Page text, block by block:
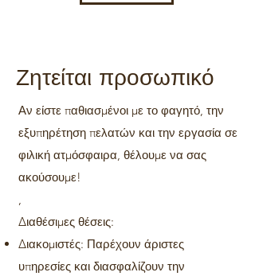
Ζητείται προσωπικό
Αν είστε παθιασμένοι με το φαγητό, την
εξυπηρέτηση πελατών και την εργασία σε
φιλική ατμόσφαιρα, θέλουμε να σας
ακούσουμε!
,
Διαθέσιμες θέσεις:
Διακομιστές: Παρέχουν άριστες
υπηρεσίες και διασφαλίζουν την